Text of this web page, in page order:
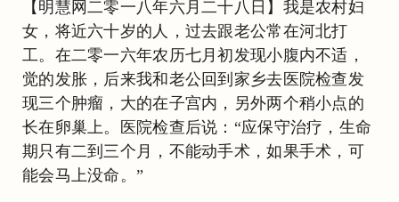
【明慧网二零一八年六月二十八日】我是农村妇
女，将近六十岁的人，过去跟老公常在河北打
工。在二零一六年农历七月初发现小腹内不适，
觉的发胀，后来我和老公回到家乡去医院检查发
现三个肿瘤，大的在子宫内，另外两个稍小点的
长在卵巢上。医院检查后说：“应保守治疗，生命
期只有二到三个月，不能动手术，如果手术，可
能会马上没命。”